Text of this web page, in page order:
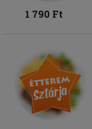
1 790 Ft